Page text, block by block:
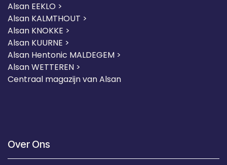
Alsan EEKLO >
Alsan KALMTHOUT >
Alsan KNOKKE >
Alsan KUURNE >
Alsan Hentonic MALDEGEM >
Alsan WETTEREN >
Centraal magazijn van Alsan
Over Ons